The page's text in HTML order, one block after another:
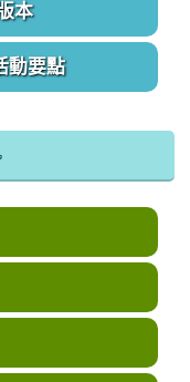
本
動要點